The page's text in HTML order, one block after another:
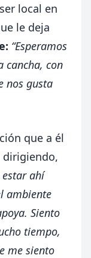
local en
le deja
“Esperamos
cancha, con
nos gusta
que a él
dirigiendo,
estar ahí
ambiente
Siento
tiempo,
me siento